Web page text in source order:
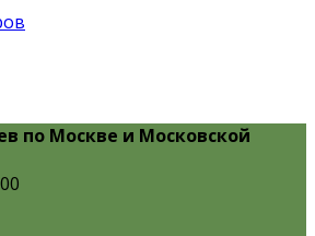
по Москве и Московской